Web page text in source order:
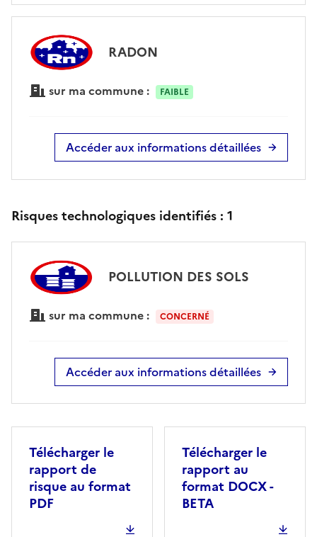
RADON
sur ma commune : FAIBLE
Accéder aux informations détaillées
Risques technologiques identifiés : 1
POLLUTION DES SOLS
sur ma commune : CONCERNÉ
Accéder aux informations détaillées
Télécharger le
rapport de
risque au format
PDF
Télécharger le
rapport au
format DOCX -
BETA